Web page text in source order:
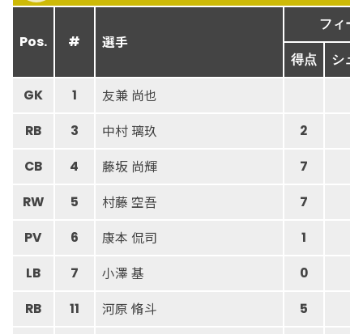
Pos. # 選手
フィー
得点 シュ
GK 1 友兼 尚也
RB 3 中村 璃玖 2
CB 4 藤坂 尚輝 7
RW 5 村藤 空吾 7
PV 6 康本 侃司 1
LB 7 小澤 基 0
RB 11 河原 脩斗 5